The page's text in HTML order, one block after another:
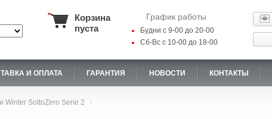
Корзина
пуста
График работы
Будни с 9-00 до 20-00
Сб-Вс с 10-00 до 18-00
И ОПЛАТА ГАРАНТИЯ НОВОСТИ КОНТАКТЫ
Winter SottoZero Serie 2